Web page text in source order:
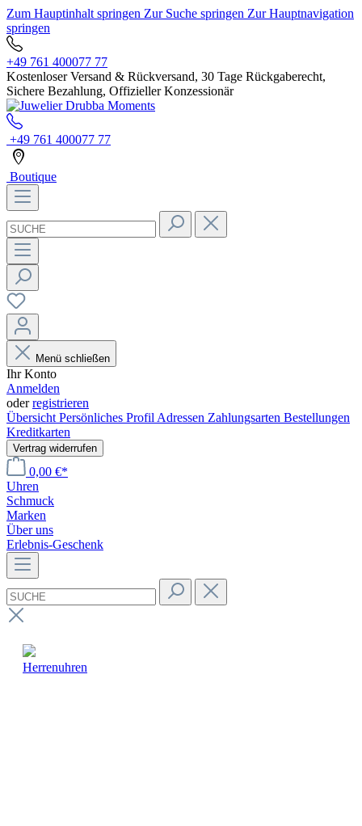
Zum Hauptinhalt springen Zur Suche springen Zur Hauptnavigation
springen
+49 761 400077 77
Kostenloser Versand & Rückversand, 30 Tage Rückgaberecht,
Sichere Bezahlung, Offizieller Konzessionär
+49 761 400077 77
Boutique
Menü schließen
Ihr Konto
Anmelden
oderregistrieren
Übersicht Persönliches Profil Adressen Zahlungsarten Bestellungen
Kreditkarten
Vertrag widerrufen
0,00 €*
Uhren
Schmuck
Marken
Über uns
Erlebnis-Geschenk
Herrenuhren